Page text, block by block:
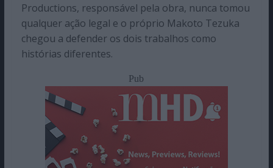
Productions, responsável pela obra, nunca tomou
qualquer ação legal e o próprio Makoto Tezuka
chegou a defender os dois trabalhos como
histórias diferentes.
Pub